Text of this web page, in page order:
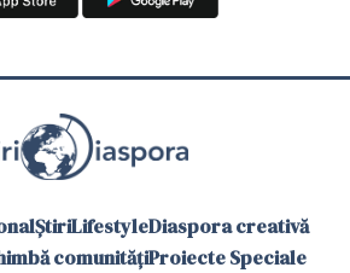
ȘtiriLifestyleDiaspora creativă
comunitățiProiecte Speciale